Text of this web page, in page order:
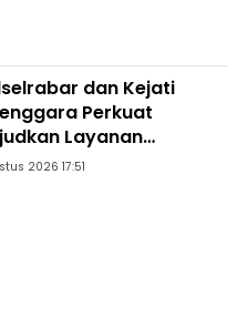
dan Kejati
Perkuat
Layanan
dengan
2026 17:51